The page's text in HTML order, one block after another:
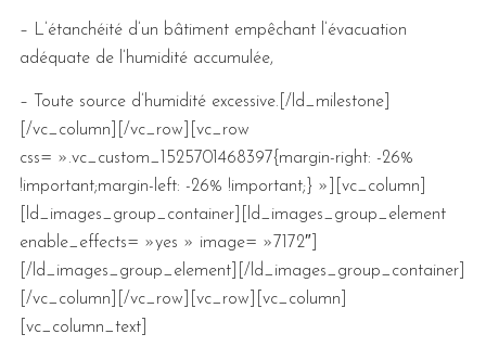
– L’étanchéité d’un bâtiment empêchant l’évacuation
adéquate de l’humidité accumulée,
– Toute source d’humidité excessive.[/ld_milestone]
[/vc_column][/vc_row][vc_row
css= ».vc_custom_1525701468397{margin-right: -26%
!important;margin-left: -26% !important;} »][vc_column]
[ld_images_group_container][ld_images_group_element
enable_effects= »yes » image= »7172″]
[/ld_images_group_element][/ld_images_group_container]
[/vc_column][/vc_row][vc_row][vc_column]
[vc_column_text]